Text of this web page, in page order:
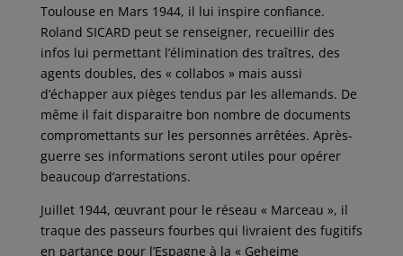
Toulouse en Mars 1944, il lui inspire confiance.
Roland SICARD peut se renseigner, recueillir des
infos lui permettant l’élimination des traîtres, des
agents doubles, des « collabos » mais aussi
d’échapper aux pièges tendus par les allemands. De
même il fait disparaitre bon nombre de documents
compromettants sur les personnes arrêtées. Après-
guerre ses informations seront utiles pour opérer
beaucoup d’arrestations.
Juillet 1944, œuvrant pour le réseau « Marceau », il
traque des passeurs fourbes qui livraient des fugitifs
en partance pour l’Espagne à la « Geheime